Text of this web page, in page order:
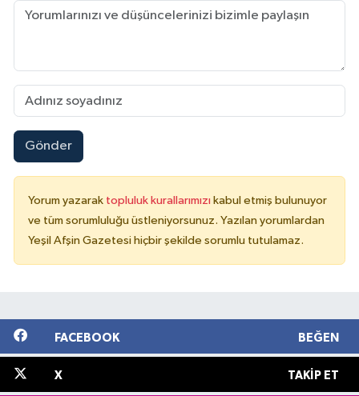
Gönder
Yorum yazarak topluluk kurallarımızı kabul etmiş bulunuyor
ve tüm sorumluluğu üstleniyorsunuz. Yazılan yorumlardan
Yeşil Afşin Gazetesi hiçbir şekilde sorumlu tutulamaz.
FACEBOOK BEĞEN
X TAKIP ET